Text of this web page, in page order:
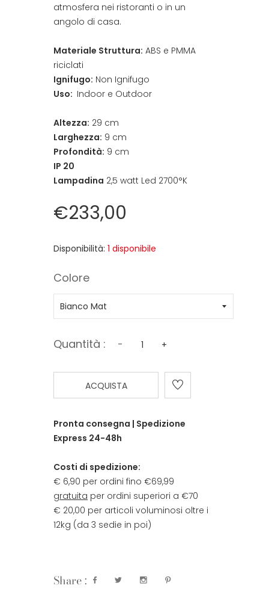
atmosfera nei ristoranti o in un
angolo di casa.
Materiale Struttura: ABS e PMMA
riciclati
Ignifugo: Non Ignifugo
Uso: Indoor e Outdoor
Altezza: 29 cm
Larghezza: 9 cm
Profondità: 9 cm
IP 20
Lampadina 2,5 watt Led 2700°K
€233,00
Disponibilità: 1 disponibile
Colore
Quantità : - +
ACQUISTA
Pronta consegna | Spedizione
Express 24-48h
Costi di spedizione:
€ 6,90 per ordini fino €69,99
gratuita per ordini superiori a €70
€ 20,00 per articoli voluminosi oltre i
12kg (da 3 sedie in poi)
Share :